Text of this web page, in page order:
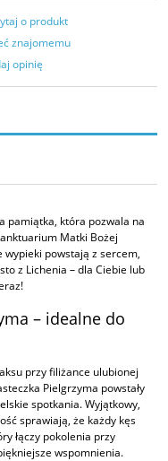
o produkt
znajomemu
opinię
pamiątka, która pozwala na
Matki Bożej
wypieki powstają z sercem,
z Lichenia – dla Ciebie lub
– idealne do
przy filiżance ulubionej
Pielgrzyma powstały
spotkania. Wyjątkowy,
sprawiają, że każdy kęs
łączy pokolenia przy
wspomnienia.